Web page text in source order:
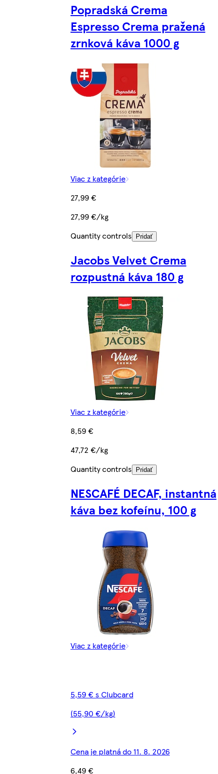
Popradská Crema
Espresso Crema pražená
zrnková káva 1000 g
Viac z kategórie
27,99 €
27,99 €/kg
Quantity controls
Pridať
Jacobs Velvet Crema
rozpustná káva 180 g
Viac z kategórie
8,59 €
47,72 €/kg
Quantity controls
Pridať
NESCAFÉ DECAF, instantná
káva bez kofeínu, 100 g
Viac z kategórie
5,59 € s Clubcard
(55,90 €/kg)
Cena je platná do 11. 8. 2026
6,49 €